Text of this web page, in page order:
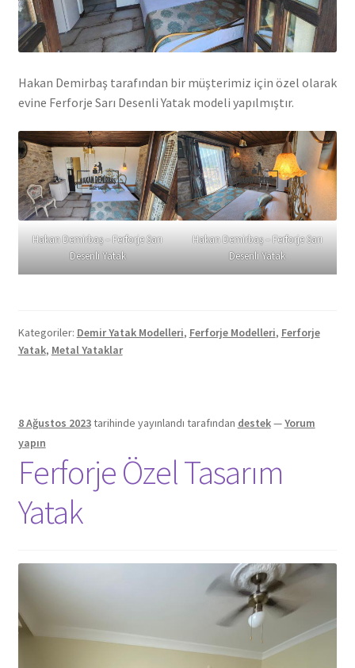
Hakan Demirbaş tarafından bir müşterimiz için özel olarak
evine Ferforje Sarı Desenli Yatak modeli yapılmıştır.
Hakan Demirbaş – Ferforje Sarı
Desenli Yatak
Hakan Demirbaş – Ferforje Sarı
Desenli Yatak
Kategoriler: Demir Yatak Modelleri, Ferforje Modelleri, Ferforje
Yatak, Metal Yataklar
8 Ağustos 2023tarihinde yayınlandı tarafından destek—Yorum
yapın
Ferforje Özel Tasarım
Yatak